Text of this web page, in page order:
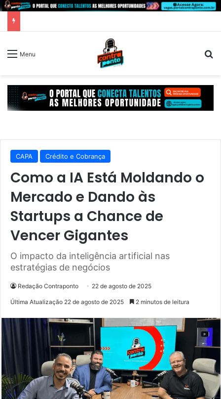
Menu
CAPA Crédito e Cobrança
Como a IA Está Moldando o
Mercado e Dando às
Startups a Chance de
Vencer Gigantes
O impacto da inteligência artificial nas
estratégias de negócios
Redação Contraponto 22 de agosto de 2025
Última Atualização 22 de agosto de 2025 2 minutos de leitura